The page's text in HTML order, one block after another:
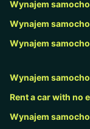
Wynajem
Wynajem
Wynajem
Wynajem
Rent a car with no
Wynajem